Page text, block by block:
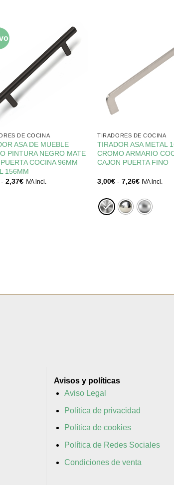
DE COCINA
ASA DE MUEBLE
PINTURA NEGRO MATE
PUERTA COCINA 96MM
156MM
- 2,37€Rango
IVA incl.
TIRADORES DE COCINA
TIRADOR ASA METAL
CROMO ARMARIO
CAJON PUERTA FINO
3,00€ - 7,26€Rango
desde
3,00€
hasta
IVA incl.
Avisos y políticas
Aviso Legal
Política de privacidad
Política de cookies
Política de Redes Sociales
Condiciones de venta